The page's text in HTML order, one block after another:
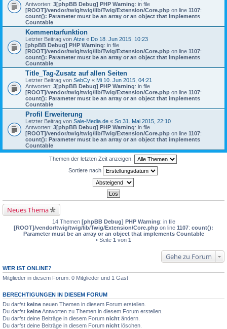
Antworten: 3[phpBB Debug] PHP Warning: in file
[ROOT]/vendor/twig/twig/lib/Twig/Extension/Core.php on line 1107:
count(): Parameter must be an array or an object that implements
Countable
Kommentarfunktion
Letzter Beitrag von Atze « Do 18. Jun 2015, 10:23
[phpBB Debug] PHP Warning: in file
[ROOT]/vendor/twig/twig/lib/Twig/Extension/Core.php on line 1107:
count(): Parameter must be an array or an object that implements
Countable
Title_Tag-Zusatz auf allen Seiten
Letzter Beitrag von SebCy « Mi 10. Jun 2015, 04:21
Antworten: 3[phpBB Debug] PHP Warning: in file
[ROOT]/vendor/twig/twig/lib/Twig/Extension/Core.php on line 1107:
count(): Parameter must be an array or an object that implements
Countable
Profil Erweiterung
Letzter Beitrag von Sale-Media.de « So 31. Mai 2015, 22:10
Antworten: 3[phpBB Debug] PHP Warning: in file
[ROOT]/vendor/twig/twig/lib/Twig/Extension/Core.php on line 1107:
count(): Parameter must be an array or an object that implements
Countable
Themen der letzten Zeit anzeigen:
Sortiere nach
Neues Thema
14 Themen [phpBB Debug] PHP Warning: in file
[ROOT]/vendor/twig/twig/lib/Twig/Extension/Core.php on line 1107: count():
Parameter must be an array or an object that implements Countable
• Seite 1 von 1
Gehe zu Forum
WER IST ONLINE?
Mitglieder in diesem Forum: 0 Mitglieder und 1 Gast
BERECHTIGUNGEN IN DIESEM FORUM
Du darfst keine neuen Themen in diesem Forum erstellen.
Du darfst keineAntworten zu Themen in diesem Forum erstellen.
Du darfst deine Beiträge in diesem Forum nicht ändern.
Du darfst deine Beiträge in diesem Forum nicht löschen.